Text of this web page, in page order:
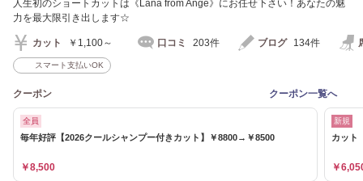
人生初のショートカットは《Lana from Ange》にお任せ下さい！あなたの魅
力を最大限引き出します☆
カット ￥1,100～ 口コミ 203件 ブログ 134件
スマート支払いOK
クーポン クーポン一覧へ
全員
毎年好評【2026クールシャンプー付きカット】￥8800→￥8500
￥8,500
新規
カット
￥